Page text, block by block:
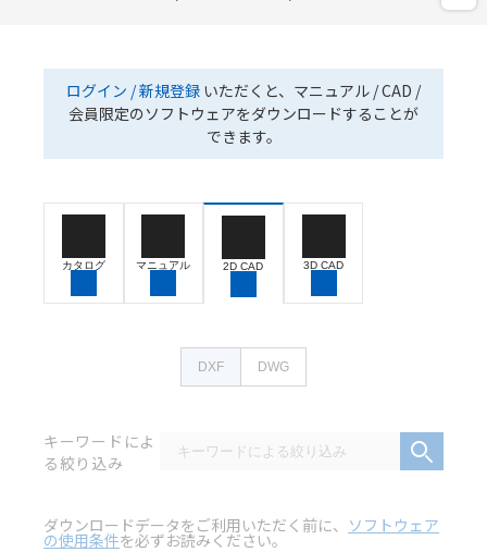
ログイン / 新規登録 いただくと、マニュアル / CAD /
会員限定のソフトウェアをダウンロードすることが
できます。
カタログ マニュアル 2D CAD 3D CAD
DXF DWG
キーワードによ
る絞り込み
ダウンロードデータをご利用いただく前に、 ソフトウェア
の使用条件を必ずお読みください。